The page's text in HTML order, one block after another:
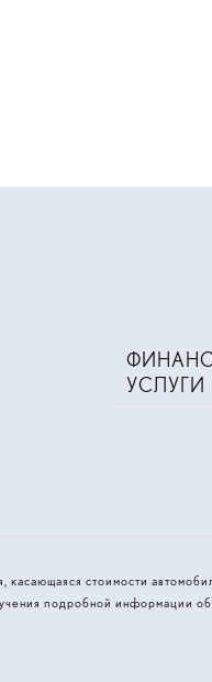
УСЛУГИ
касающаяся стоимости
подробной информации